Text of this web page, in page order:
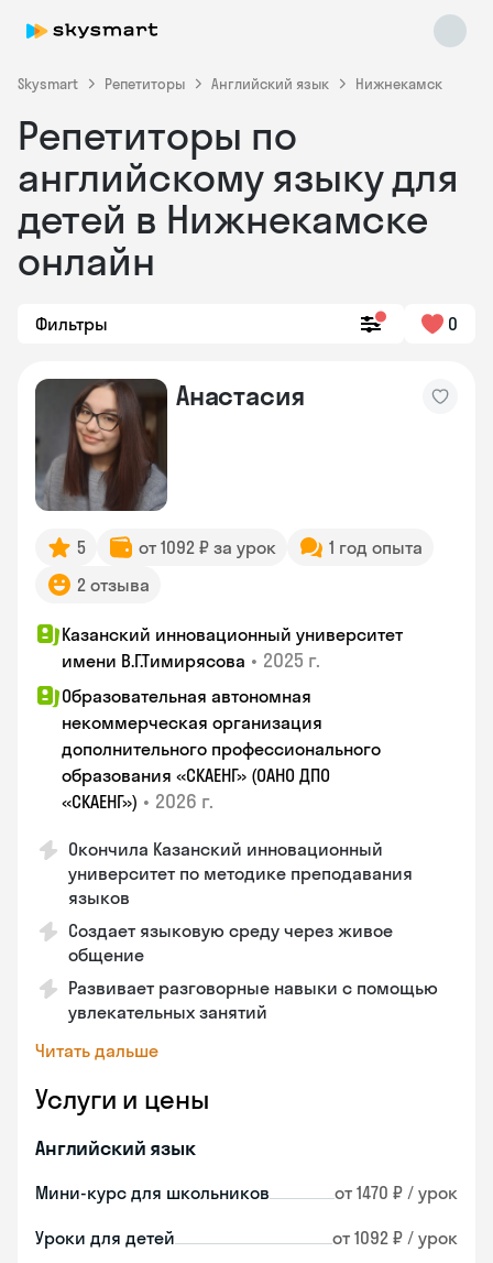
Skysmart Репетиторы Английский язык Нижнекамск
Репетиторы по
английскому языку для
детей в Нижнекамске
онлайн
Фильтры 0
Анастасия
5 от 1092 ₽ за урок
1 год опыта
2 отзыва
Казанский инновационный университет
имени В.Г.Тимирясова • 2025 г.
Образовательная автономная
некоммерческая организация
дополнительного профессионального
образования «СКАЕНГ» (ОАНО ДПО
«СКАЕНГ») • 2026 г.
Окончила Казанский инновационный
университет по методике преподавания
языков
Создает языковую среду через живое
общение
Развивает разговорные навыки с помощью
увлекательных занятий
Читать дальше
Услуги и цены
Английский язык
Мини-курс для школьников от 1470 ₽ / урок
Уроки для детей от 1092 ₽ / урок